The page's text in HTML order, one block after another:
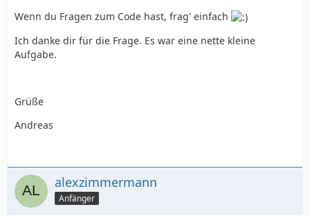
Wenn du Fragen zum Code hast, frag' einfach
Ich danke dir für die Frage. Es war eine nette kleine
Aufgabe.
Grüße
Andreas
alexzimmermann
Anfänger